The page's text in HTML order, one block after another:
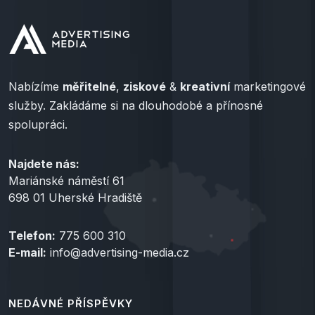
Nabízíme měřitelné, ziskové & kreativnímarketingové
služby. Zakládáme si na dlouhodobé a přínosné
spolupráci.
Najdete nás:
Mariánské náměstí 61
698 01 Uherské Hradiště
Telefon: 775 600 310
E-mail: info@advertising-media.cz
NEDÁVNÉ PŘÍSPĚVKY